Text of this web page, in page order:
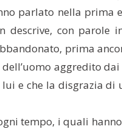
parlato nella prima
descrive, con parole
prima
aggredito
e che la disgrazia di
tempo, i quali